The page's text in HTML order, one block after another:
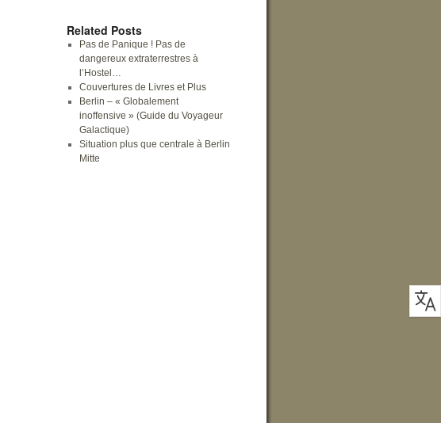
Related Posts
Pas de Panique ! Pas de
dangereux extraterrestres à
l’Hostel…
Couvertures de Livres et Plus
Berlin – « Globalement
inoffensive » (Guide du Voyageur
Galactique)
Situation plus que centrale à Berlin
Mitte